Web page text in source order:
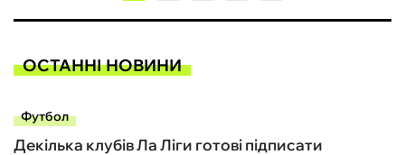
ОСТАННІ НОВИНИ
Футбол
Декілька клубів Ла Ліги готові підписати